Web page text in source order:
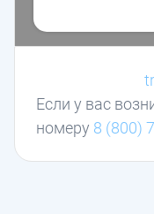
Если у вас
номеру 8 (800)